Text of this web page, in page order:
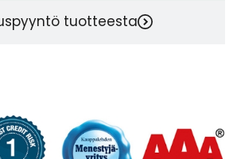
tuotteesta